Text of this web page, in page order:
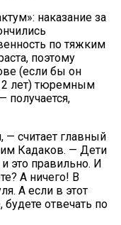
наказание за
по тяжким
поэтому
(если бы он
лет) тюремным
получается,
— считает главный
Кадаков. — Дети
это правильно. И
А ничего! В
А если в этот
отвечать по